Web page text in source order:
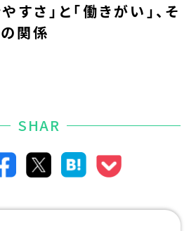
すさ」と「働きがい」、そ
の関係
SHAR